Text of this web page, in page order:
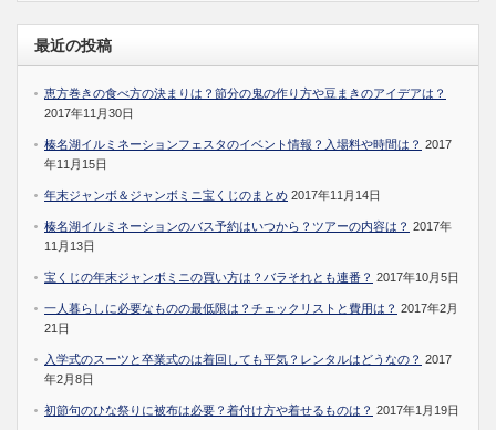
最近の投稿
恵方巻きの食べ方の決まりは？節分の鬼の作り方や豆まきのアイデアは？
2017年11月30日
榛名湖イルミネーションフェスタのイベント情報？入場料や時間は？ 2017
年11月15日
年末ジャンボ＆ジャンボミニ宝くじのまとめ 2017年11月14日
榛名湖イルミネーションのバス予約はいつから？ツアーの内容は？ 2017年
11月13日
宝くじの年末ジャンボミニの買い方は？バラそれとも連番？ 2017年10月5日
一人暮らしに必要なものの最低限は？チェックリストと費用は？ 2017年2月
21日
入学式のスーツと卒業式のは着回しても平気？レンタルはどうなの？ 2017
年2月8日
初節句のひな祭りに被布は必要？着付け方や着せるものは？ 2017年1月19日